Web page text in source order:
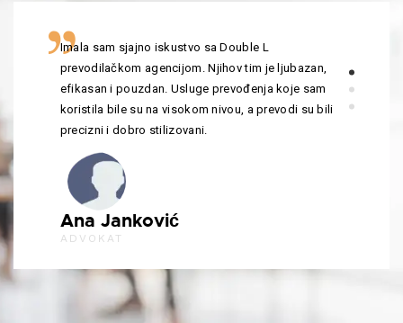
Imala sam sjajno iskustvo sa Double L
prevodilačkom agencijom. Njihov tim je ljubazan,
efikasan i pouzdan. Usluge prevođenja koje sam
koristila bile su na visokom nivou, a prevodi su bili
precizni i dobro stilizovani.
Ana Janković
ADVOKAT